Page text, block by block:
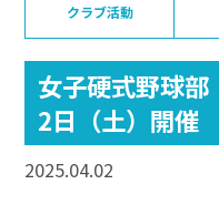
クラブ活動
女子硬式野球
2日（土）開催
2025.04.02